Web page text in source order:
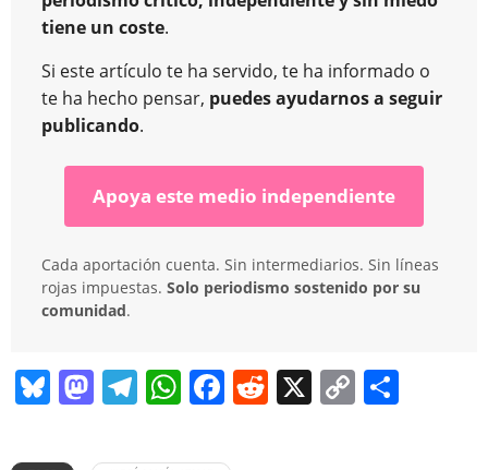
tiene un coste.
Si este artículo te ha servido, te ha informado o
te ha hecho pensar, puedes ayudarnos a seguir
publicando.
Apoya este medio independiente
Cada aportación cuenta. Sin intermediarios. Sin líneas
rojas impuestas. Solo periodismo sostenido por su
comunidad.
Bl M T
W F
R
X
C